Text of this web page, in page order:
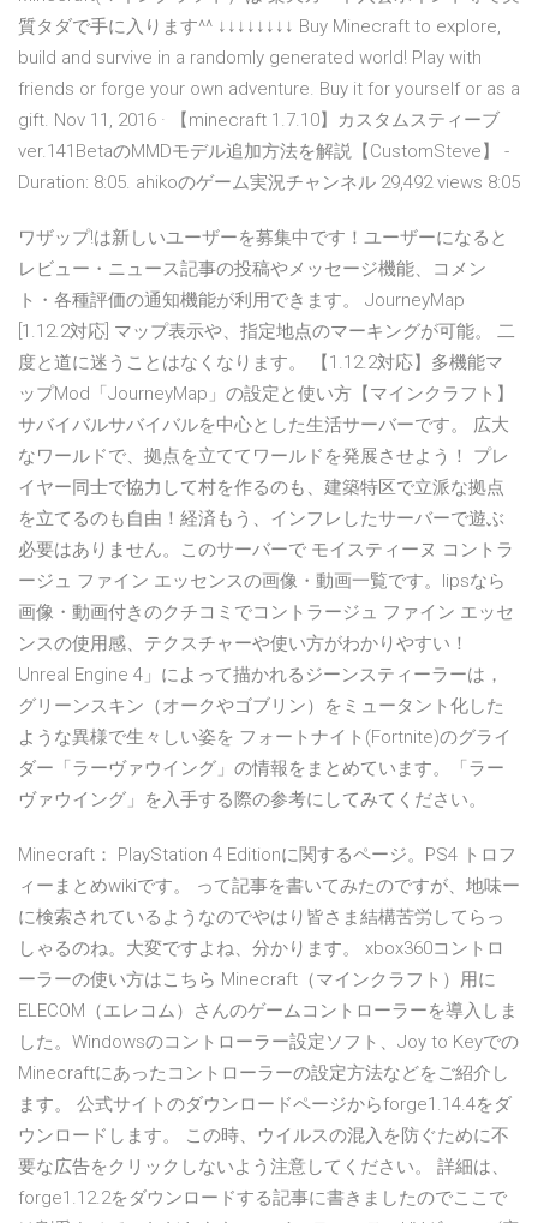
質タダで手に入ります^^ ↓↓↓↓↓↓↓↓ Buy Minecraft to explore,
build and survive in a randomly generated world! Play with
friends or forge your own adventure. Buy it for yourself or as a
gift. Nov 11, 2016 · 【minecraft 1.7.10】カスタムスティーブ
ver.141BetaのMMDモデル追加方法を解説【CustomSteve】 -
Duration: 8:05. ahikoのゲーム実況チャンネル 29,492 views 8:05
ワザップ!は新しいユーザーを募集中です！ユーザーになると
レビュー・ニュース記事の投稿やメッセージ機能、コメン
ト・各種評価の通知機能が利用できます。 JourneyMap
[1.12.2対応] マップ表示や、指定地点のマーキングが可能。 二
度と道に迷うことはなくなります。 【1.12.2対応】多機能マ
ップMod「JourneyMap」の設定と使い方【マインクラフト】
サバイバルサバイバルを中心とした生活サーバーです。 広大
なワールドで、拠点を立ててワールドを発展させよう！ プレ
イヤー同士で協力して村を作るのも、建築特区で立派な拠点
を立てるのも自由！経済もう、インフレしたサーバーで遊ぶ
必要はありません。このサーバーで モイスティーヌ コントラ
ージュ ファイン エッセンスの画像・動画一覧です。lipsなら
画像・動画付きのクチコミでコントラージュ ファイン エッセ
ンスの使用感、テクスチャーや使い方がわかりやすい！
Unreal Engine 4」によって描かれるジーンスティーラーは，
グリーンスキン（オークやゴブリン）をミュータント化した
ような異様で生々しい姿を フォートナイト(Fortnite)のグライ
ダー「ラーヴァウイング」の情報をまとめています。「ラー
ヴァウイング」を入手する際の参考にしてみてください。
Minecraft： PlayStation 4 Editionに関するページ。PS4 トロフ
ィーまとめwikiです。 って記事を書いてみたのですが、地味ー
に検索されているようなのでやはり皆さま結構苦労してらっ
しゃるのね。大変ですよね、分かります。 xbox360コントロ
ーラーの使い方はこちら Minecraft（マインクラフト）用に
ELECOM（エレコム）さんのゲームコントローラーを導入しま
した。Windowsのコントローラー設定ソフト、Joy to Keyでの
Minecraftにあったコントローラーの設定方法などをご紹介し
ます。 公式サイトのダウンロードページからforge1.14.4をダ
ウンロードします。 この時、ウイルスの混入を防ぐために不
要な広告をクリックしないよう注意してください。 詳細は、
forge1.12.2をダウンロードする記事に書きましたのでここで